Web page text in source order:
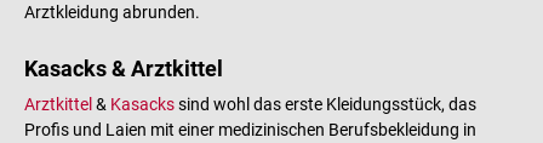
Arztkleidung abrunden.
Kasacks & Arztkittel
Arztkittel & Kasackssind wohl das erste Kleidungsstück, das
Profis und Laien mit einer medizinischen Berufsbekleidung in